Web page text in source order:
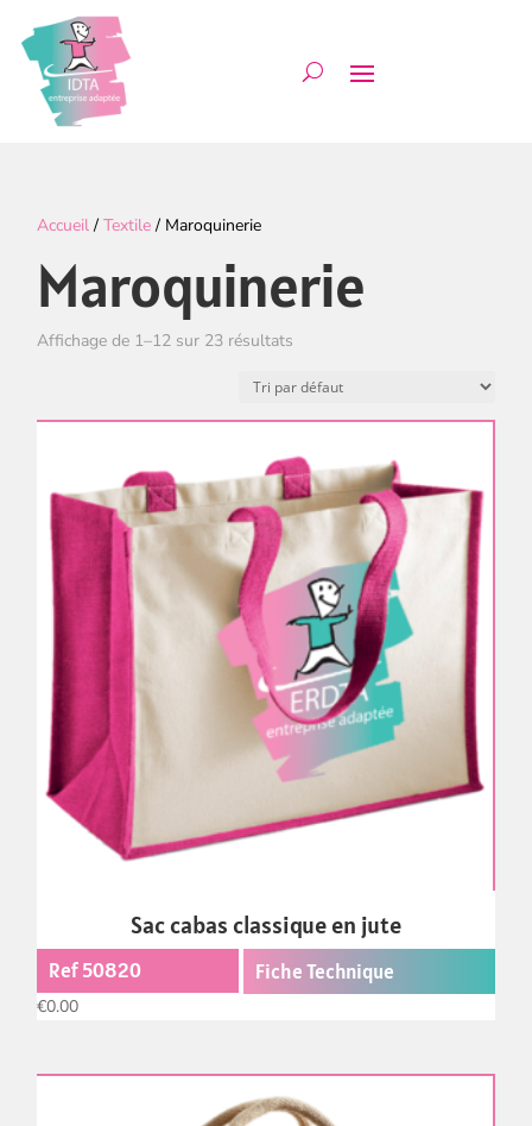
Accueil/Textile/ Maroquinerie
Maroquinerie
Affichage de 1–12 sur 23 résultats
Sac cabas classique en jute
Ref 50820 Fiche Technique
€0.00